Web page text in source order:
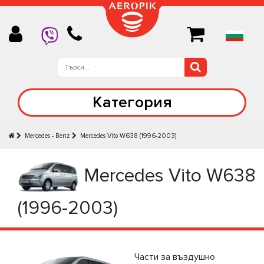
Категория
Mercedes - Benz Mercedes Vito W638 (1996-2003)
Mercedes Vito W638
(1996-2003)
Части за въздушно